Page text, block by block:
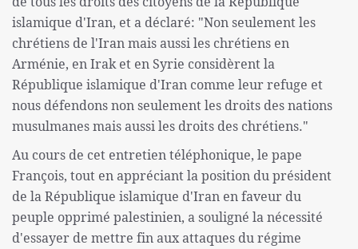
islamique d'Iran, et a déclaré: "Non seulement les
chrétiens de l'Iran mais aussi les chrétiens en
Arménie, en Irak et en Syrie considèrent la
République islamique d'Iran comme leur refuge et
nous défendons non seulement les droits des nations
musulmanes mais aussi les droits des chrétiens."
Au cours de cet entretien téléphonique, le pape
François, tout en appréciant la position du président
de la République islamique d'Iran en faveur du
peuple opprimé palestinien, a souligné la nécessité
d'essayer de mettre fin aux attaques du régime